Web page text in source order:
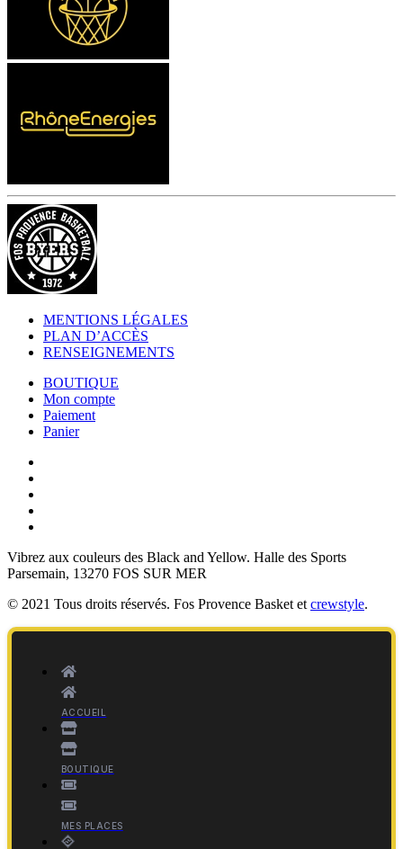
MENTIONS LÉGALES
PLAN D’ACCÈS
RENSEIGNEMENTS
BOUTIQUE
Mon compte
Paiement
Panier
Vibrez aux couleurs des Black and Yellow. Halle des Sports
Parsemain, 13270 FOS SUR MER
© 2021 Tous droits réservés. Fos Provence Basket et crewstyle.
ACCUEIL
BOUTIQUE
MES PLACES